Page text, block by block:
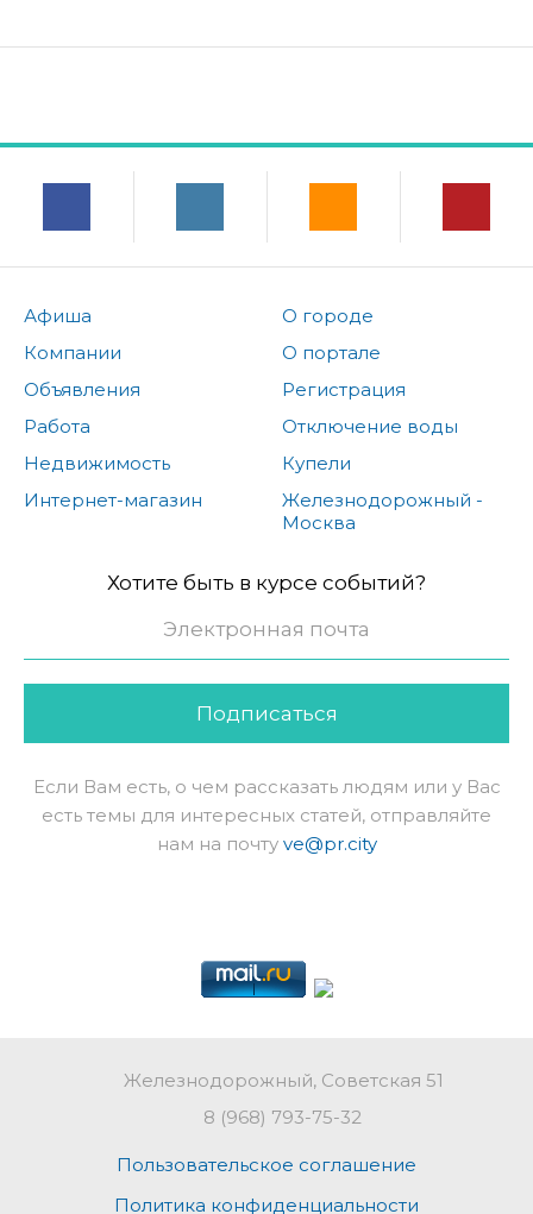
Афиша
Компании
Объявления
Работа
Недвижимость
Интернет-магазин
О городе
О портале
Регистрация
Отключение воды
Купели
Железнодорожный -
Москва
Хотите быть в курсе событий?
Подписаться
Если Вам есть, о чем рассказать людям или у Вас
есть темы для интересных статей, отправляйте
нам на почту ve@pr.city
Железнодорожный, Советская 51
8 (968) 793-75-32
Пользовательское соглашение
Политика конфиденциальности